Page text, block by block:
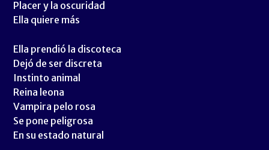
Placer y la oscuridad
Ella quiere más
Ella prendió la discoteca
Dejó de ser discreta
Instinto animal
Reina leona
Vampira pelo rosa
Se pone peligrosa
En su estado natural